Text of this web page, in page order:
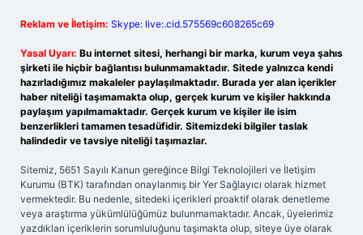
Reklam ve İletişim: Skype: live:.cid.575569c608265c69
Yasal Uyarı: Bu internet sitesi, herhangi bir marka, kurum veya şahıs
şirketi ile hiçbir bağlantısı bulunmamaktadır. Sitede yalnızca kendi
hazırladığımız makaleler paylaşılmaktadır. Burada yer alan içerikler
haber niteliği taşımamakta olup, gerçek kurum ve kişiler hakkında
paylaşım yapılmamaktadır. Gerçek kurum ve kişiler ile isim
benzerlikleri tamamen tesadüfidir. Sitemizdeki bilgiler taslak
halindedir ve tavsiye niteliği taşımazlar.
Sitemiz, 5651 Sayılı Kanun gereğince Bilgi Teknolojileri ve İletişim
Kurumu (BTK) tarafından onaylanmış bir Yer Sağlayıcı olarak hizmet
vermektedir. Bu nedenle, sitedeki içerikleri proaktif olarak denetleme
veya araştırma yükümlülüğümüz bulunmamaktadır. Ancak, üyelerimiz
yazdıkları içeriklerin sorumluluğunu taşımakta olup, siteye üye olarak